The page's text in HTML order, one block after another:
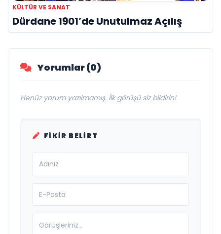
KÜLTÜR VE SANAT
Dürdane 1901’de Unutulmaz Açılış
Yorumlar (0)
Henüz yorum yazılmamış. İlk görüşü siz bildirin!
FIKIR BELIRT